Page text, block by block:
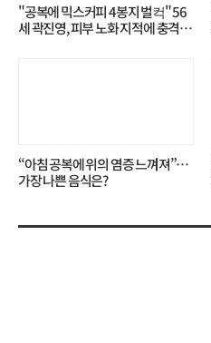
"공복에 믹스커피 4봉지 벌컥" 56
세 곽진영, 피부 노화 지적에 충격…
“아침 공복에 위의 염증 느껴져”…
가장 나쁜 음식은?